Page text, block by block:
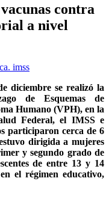
contra
a nivel
imss
diciembre se realizó la
de Esquemas de
Humano (VPH), en la
Federal, el IMSS e
participaron cerca de 6
dirigida a mujeres
y segundo grado de
de entre 13 y 14
el régimen educativo,